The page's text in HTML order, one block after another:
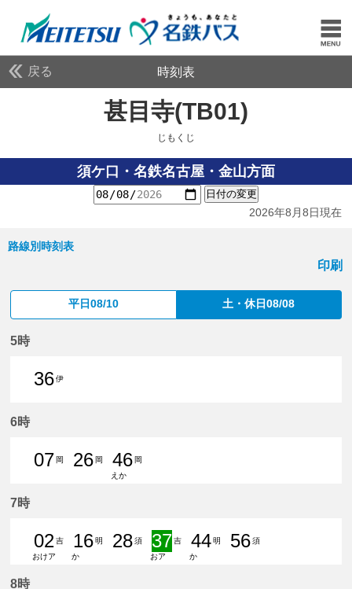
戻る 時刻表
甚目寺(TB01)
じもくじ
須ケ口・名鉄名古屋・金山方面
日付の変更
2026年8月8日現在
路線別時刻表
印刷
平日08/10 土・休日08/08
5時
36伊
6時
07
7分はつ 普通東岡崎いき
岡
26 岡
46 岡
えか
7時
02
2分はつ 普通吉良吉田いき
吉
おけア
16
16分はつ 普通豊明いき
明
か
28
28分はつ 普通須ケ口いき
須
37吉
おア
44明
か
56須
8時